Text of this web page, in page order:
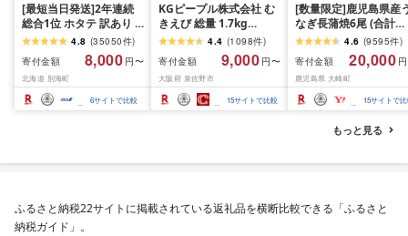
[最短当日発送]2年連続
総合1位 ホタテ 訳あり (
ふるさと納税 ほたて ふ
るさと納税 訳あり 帆立
ふるさと わけあり ホタ
テ貝柱 貝 人気 不揃い 刺
身 規格外 魚介 ランキン
グ 海鮮 冷凍 発送時期が
4.8 (35050件)
寄付金額
8,000 円〜
北海道 別海町
6サイトで比較
KGピープル株式会社 む
きえび 総量 1.7kg
(850g×2P) 特大 5Lサイ
ズ バナメイエビ バラ凍
結 下処理不要 サイズ不
揃い 訳あり
4.4 (1098件)
寄付金額
9,000 円〜
大阪府 泉佐野市
15サイトで比較
[数量限定]鹿児島県産
なぎ長蒲焼6尾 (合計
600g以上)4.6 (9595件)
寄付金額
20,000
鹿児島県 大崎町
15サイトで
もっと見る
ふるさと納税22サイトに掲載されている返礼品を横断比較できる「ふるさと
納税ガイド」。